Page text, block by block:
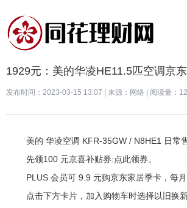
1929元：美的华凌HE11.5匹空调京
发布时间：2023-03-15 13:07 来源：网络 阅读量：
美的 华凌空调 KFR-35GW / N8HE1 日常
先领100 元京喜补贴券:点此领券。
PLUS 会员可 9.9 元购京东家居季卡，每
点击下方卡片，加入购物车时选择以旧换